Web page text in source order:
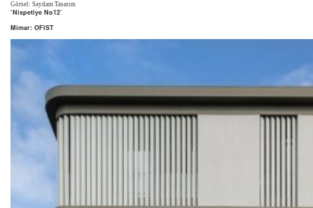
Görsel: Saydam Tasarım
‘Nispetiye No12’
Mimar: OFIST